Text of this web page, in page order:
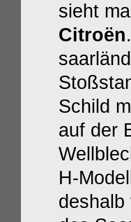
sieht
Citroën
Schild
auf der
H-